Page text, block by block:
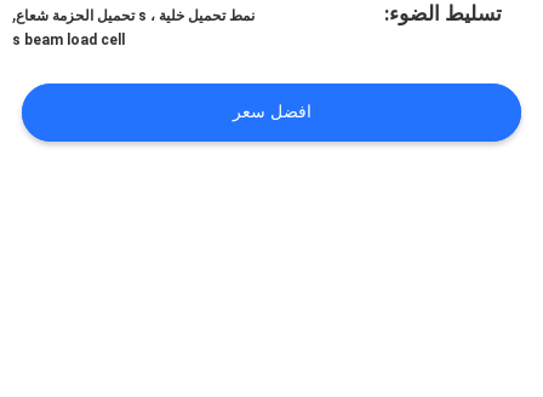
اتصل
اطلب
تسليط الضوء: نمط تحميل خلية ، s تحميل الحزمة شعاع ,
s beam load cell
افضل سعر